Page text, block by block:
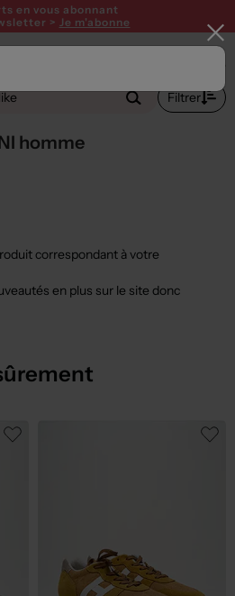
en vous abonnant
> Je m'abonne
Filtrer
homme
correspondant à votre
en plus sur le site donc